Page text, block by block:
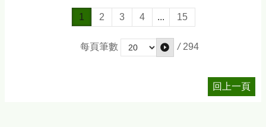
1 2 3 4 ... 15
每頁筆數 / 294
回上一頁